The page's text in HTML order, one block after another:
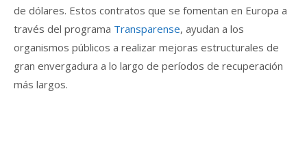
de dólares. Estos contratos que se fomentan en Europa a
través del programa Transparense, ayudan a los
organismos públicos a realizar mejoras estructurales de
gran envergadura a lo largo de períodos de recuperación
más largos.